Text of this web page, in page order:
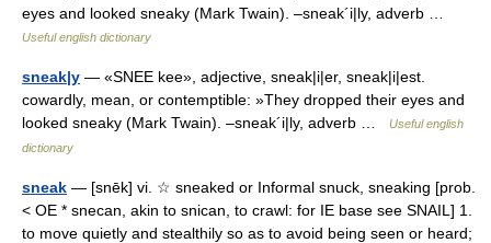
eyes and looked sneaky (Mark Twain). –sneak´i|ly, adverb …
Useful english dictionary
sneak|y — «SNEE kee», adjective, sneak|i|er, sneak|i|est.
cowardly, mean, or contemptible: »They dropped their eyes and
looked sneaky (Mark Twain). –sneak´i|ly, adverb …
Useful english
dictionary
sneak — [snēk] vi. ☆ sneaked or Informal snuck, sneaking [prob.
< OE * snecan, akin to snican, to crawl: for IE base see SNAIL] 1.
to move quietly and stealthily so as to avoid being seen or heard;